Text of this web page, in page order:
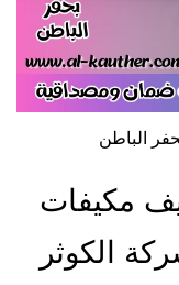
الباطن
مكيفات
الكوثر